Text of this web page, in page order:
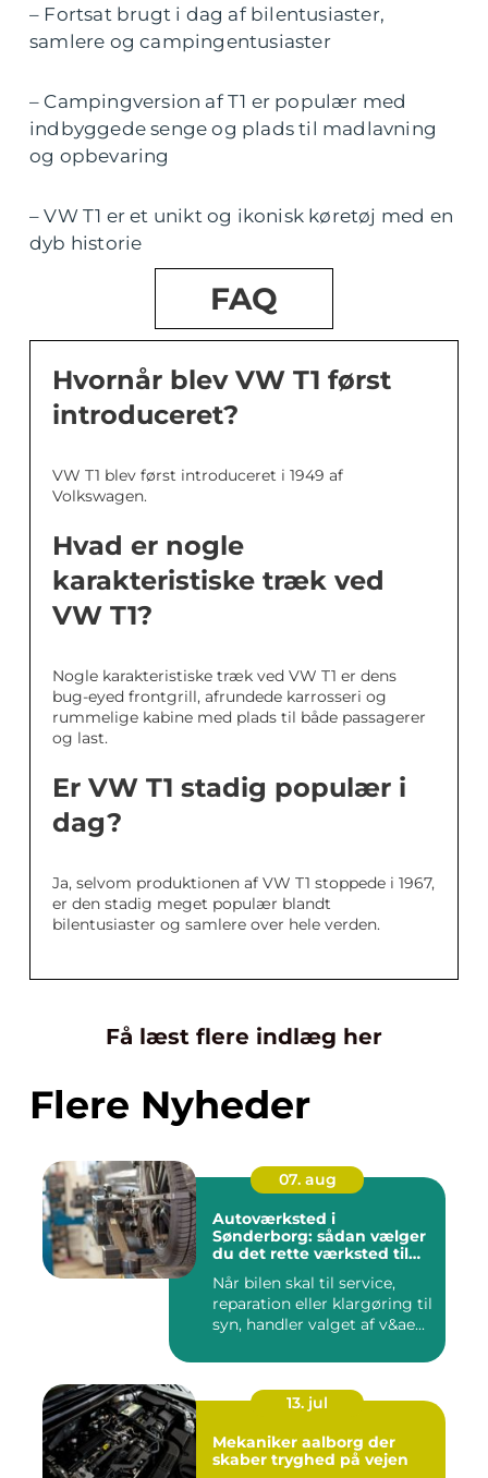
– Fortsat brugt i dag af bilentusiaster,
samlere og campingentusiaster
– Campingversion af T1 er populær med
indbyggede senge og plads til madlavning
og opbevaring
– VW T1 er et unikt og ikonisk køretøj med en
dyb historie
FAQ
Hvornår blev VW T1 først
introduceret?
VW T1 blev først introduceret i 1949 af
Volkswagen.
Hvad er nogle
karakteristiske træk ved
VW T1?
Nogle karakteristiske træk ved VW T1 er dens
bug-eyed frontgrill, afrundede karrosseri og
rummelige kabine med plads til både passagerer
og last.
Er VW T1 stadig populær i
dag?
Ja, selvom produktionen af VW T1 stoppede i 1967,
er den stadig meget populær blandt
bilentusiaster og samlere over hele verden.
Få læst flere indlæg her
Flere Nyheder
07. aug
Autoværksted i
Sønderborg: sådan vælger
du det rette værksted til
Når bilen skal til service,
reparation eller klargøring til
syn, handler valget af v&ae...
13. jul
Mekaniker aalborg der
skaber tryghed på vejen